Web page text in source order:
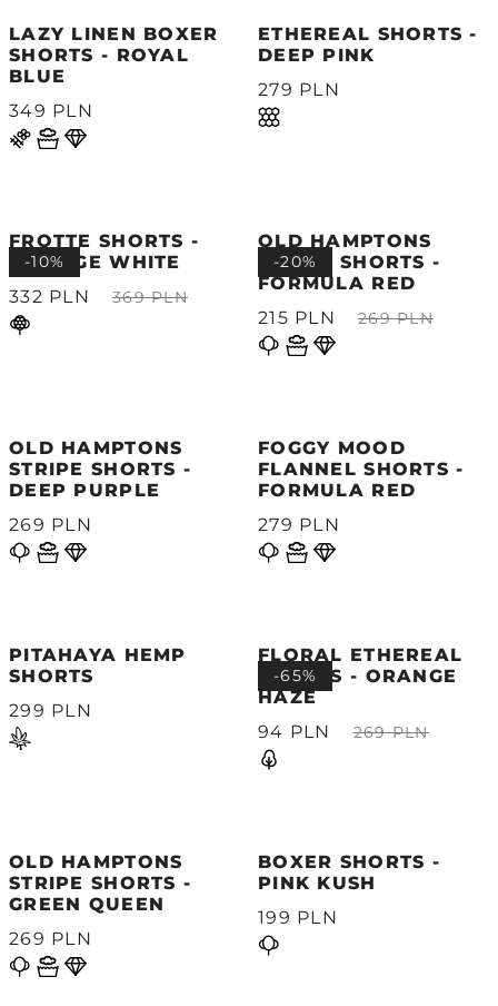
LAZY LINEN BOXER
SHORTS - ROYAL
BLUE
349 PLN
ETHEREAL SHORTS -
DEEP PINK
279 PLN
FROTTE SHORTS -
VINTAGE WHITE
332 PLN
369 PLN
-10%
OLD HAMPTONS
STRIPE SHORTS -
FORMULA RED
215 PLN
269 PLN
-20%
OLD HAMPTONS
STRIPE SHORTS -
DEEP PURPLE
269 PLN
FOGGY MOOD
FLANNEL SHORTS -
FORMULA RED
279 PLN
PITAHAYA HEMP
SHORTS
299 PLN
FLORAL ETHEREAL
SHORTS - ORANGE
HAZE
94 PLN
269 PLN
-65%
OLD HAMPTONS
STRIPE SHORTS -
GREEN QUEEN
269 PLN
BOXER SHORTS -
PINK KUSH
199 PLN